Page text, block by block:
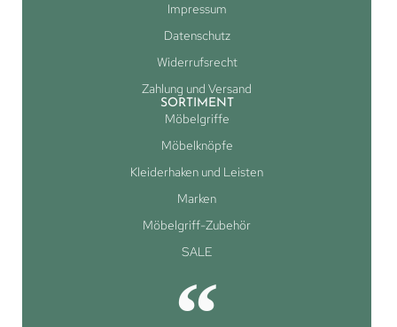
Impressum
Datenschutz
Widerrufsrecht
Zahlung und Versand
SORTIMENT
Möbelgriffe
Möbelknöpfe
Kleiderhaken und Leisten
Marken
Möbelgriff-Zubehör
SALE